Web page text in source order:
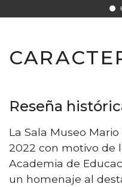
Reseña
La Sala Museo
2022 con motivo de
Academia de
un homenaje al